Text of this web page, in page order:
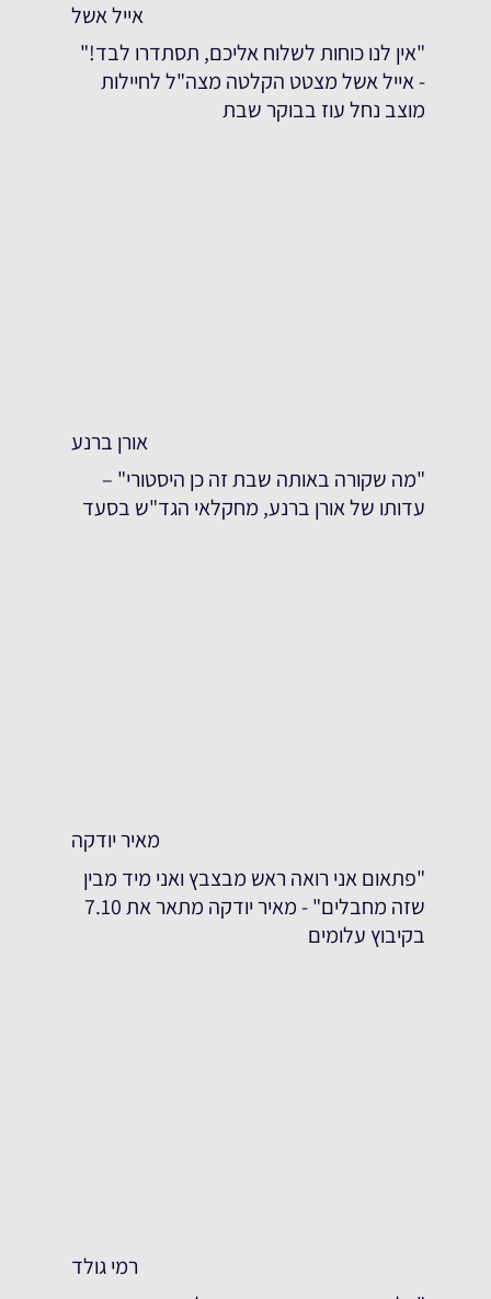
אייל אשל
"אין לנו כוחות לשלוח אליכם, תסתדרו לבד!"
- אייל אשל מצטט הקלטה מצה"ל לחיילות
מוצב נחל עוז בבוקר שבת
אורן ברנע
"מה שקורה באותה שבת זה כן היסטורי" –
עדותו של אורן ברנע, מחקלאי הגד"ש בסעד
מאיר יודקה
"פתאום אני רואה ראש מבצבץ ואני מיד מבין
שזה מחבלים" - מאיר יודקה מתאר את 7.10
בקיבוץ עלומים
רמי גולד